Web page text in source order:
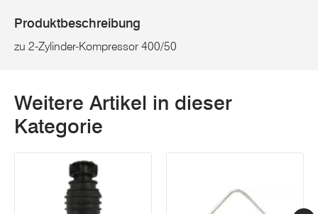
Produktbeschreibung
zu 2-Zylinder-Kompressor 400/50
Weitere Artikel in dieser
Kategorie